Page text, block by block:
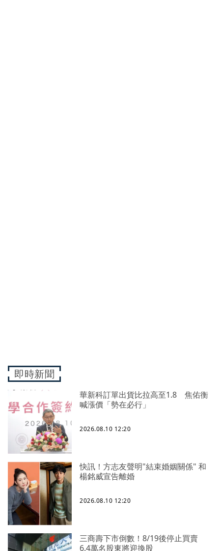
即時新聞
華新科訂單出貨比拉高至1.8 焦佑衡
喊漲價「勢在必行」
2026.08.10 12:20
快訊！方志友聲明"結束婚姻關係" 和
楊銘威宣告離婚
2026.08.10 12:20
三商壽下市倒數！8/19後停止買賣
6.4萬名股東將迎換股